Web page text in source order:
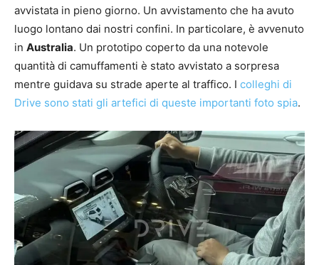
avvistata in pieno giorno. Un avvistamento che ha avuto
luogo lontano dai nostri confini. In particolare, è avvenuto
in Australia. Un prototipo coperto da una notevole
quantità di camuffamenti è stato avvistato a sorpresa
mentre guidava su strade aperte al traffico. I colleghi di
Drive sono stati gli artefici di queste importanti foto spia.